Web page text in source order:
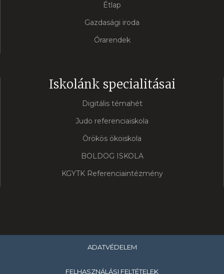
Étlap
Gazdasági iroda
Órarendek
Iskolánk specialitásai
Digitális témahét
Judo referenciaiskola
Örökös ökoiskola
BOLDOG ISKOLA
KGYTK Referenciaintézmény
ADATVÉDELEM
FELHASZNÁLÁSI FELTÉTELEK